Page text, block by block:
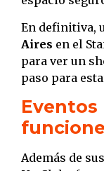
En definitiva,
Aires en el
para ver un
paso para
Eventos
Además de